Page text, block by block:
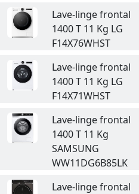
Lave-linge frontal
1400 T 11 Kg LG
F14X76WHST
Lave-linge frontal
1400 T 11 Kg LG
F14X71WHST
Lave-linge frontal
1400 T 11 Kg
SAMSUNG
WW11DG6B85LK
Lave-linge frontal